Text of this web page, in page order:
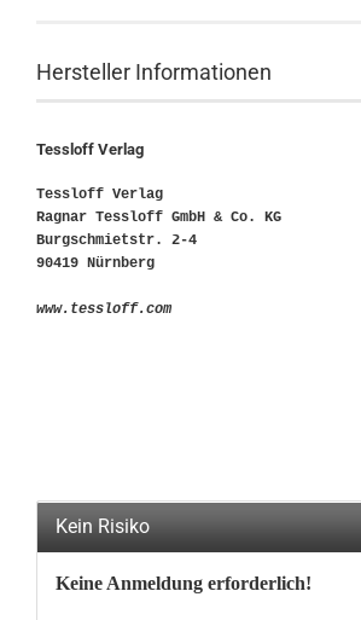
Hersteller Informationen
Tessloff Verlag
Tessloff Verlag
Ragnar Tessloff GmbH & Co. KG
Burgschmietstr. 2-4
90419 Nürnberg
www.tessloff.com
Kein Risiko
Keine Anmeldung erforderlich!